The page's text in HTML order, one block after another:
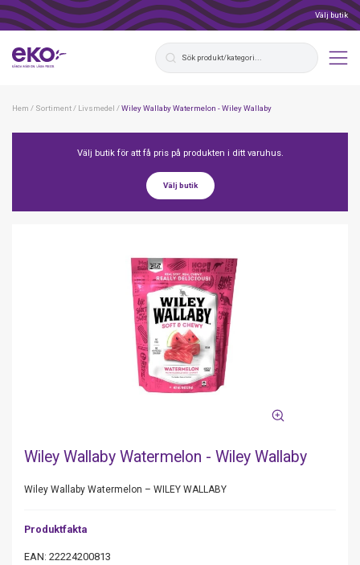
Välj butik
Hem / Sortiment/ Livsmedel /Wiley Wallaby Watermelon - Wiley Wallaby
Välj butik för att få pris på produkten i ditt varuhus.
Välj butik
Wiley Wallaby Watermelon - Wiley Wallaby
Wiley Wallaby Watermelon – WILEY WALLABY
Produktfakta
EAN: 22224200813